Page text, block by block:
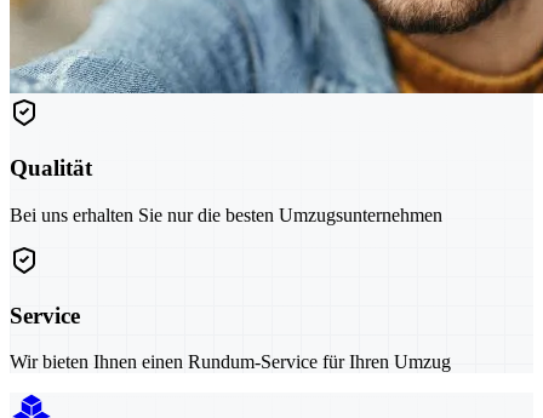
Qualität
Bei uns erhalten Sie nur die besten Umzugsunternehmen
Service
Wir bieten Ihnen einen Rundum-Service für Ihren Umzug